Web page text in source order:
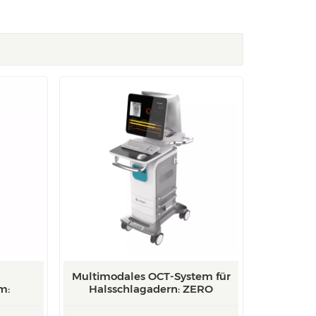
Multimodales OCT-System für
Halsschlagadern: ZERO